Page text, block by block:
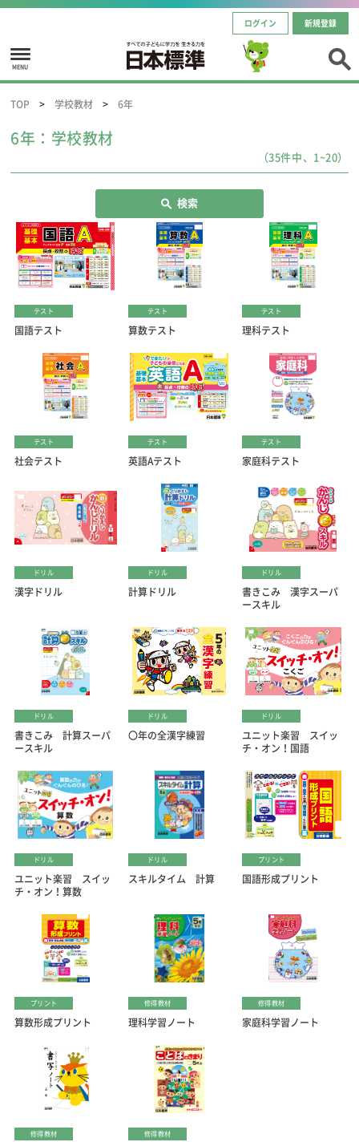
ログイン 新規登録
MENU
TOP 学校教材 6年
6年：学校教材
（35件中、1~20）
検索
テスト
国語テスト
テスト
算数テスト
テスト
理科テスト
テスト
社会テスト
テスト
英語Aテスト
テスト
家庭科テスト
ドリル
漢字ドリル
ドリル
計算ドリル
ドリル
書きこみ 漢字スーパ
ースキル
ドリル
書きこみ 計算スーパ
ースキル
ドリル
〇年の全漢字練習
ドリル
ユニット楽習 スイッ
チ・オン！国語
ドリル
ユニット楽習 スイッ
チ・オン！算数
ドリル
スキルタイム 計算
プリント
国語形成プリント
プリント
算数形成プリント
修得教材
理科学習ノート
修得教材
家庭科学習ノート
修得教材 修得教材